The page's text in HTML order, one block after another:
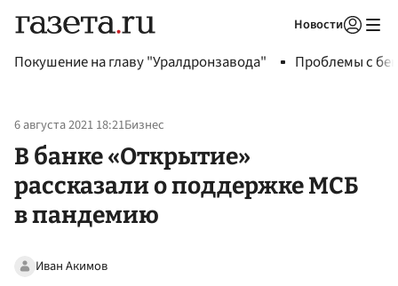
Новости
Покушение на главу "Уралдронзавода" Проблемы с
6 августа 2021 18:21Бизнес
В банке «Открытие»
рассказали о поддержке МСБ
в пандемию
Иван Акимов